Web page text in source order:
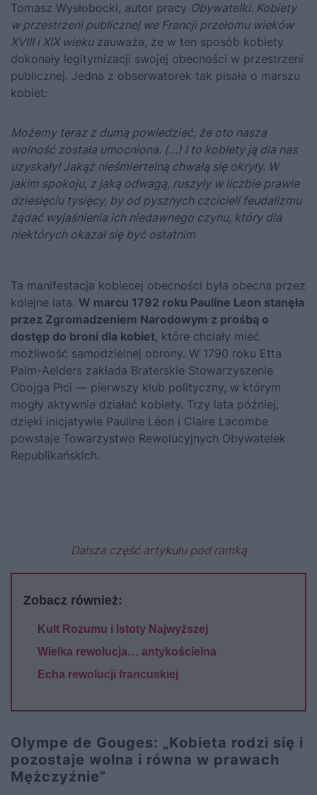
Tomasz Wysłobocki, autor pracy Obywatelki. Kobiety
w przestrzeni publicznej we Francji przełomu wieków
XVIII i XIX wiekuzauważa, że w ten sposób kobiety
dokonały legitymizacji swojej obecności w przestrzeni
publicznej. Jedna z obserwatorek tak pisała o marszu
kobiet:
Możemy teraz z dumą powiedzieć, że oto nasza
wolność została umocniona. (…) I to kobiety ją dla nas
uzyskały! Jakąż nieśmiertelną chwałą się okryły. W
jakim spokoju, z jaką odwagą, ruszyły w liczbie prawie
dziesięciu tysięcy, by od pysznych czcicieli feudalizmu
żądać wyjaśnienia ich niedawnego czynu, który dla
niektórych okazał się być ostatnim
Ta manifestacja kobiecej obecności była obecna przez
kolejne lata. W marcu 1792 roku Pauline Leon stanęła
przez Zgromadzeniem Narodowym z prośbą o
dostęp do broni dla kobiet, które chciały mieć
możliwość samodzielnej obrony. W 1790 roku Etta
Palm-Aelders zakłada Braterskie Stowarzyszenie
Obojga Płci — pierwszy klub polityczny, w którym
mogły aktywnie działać kobiety. Trzy lata później,
dzięki inicjatywie Pauline Léon i Claire Lacombe
powstaje Towarzystwo Rewolucyjnych Obywatelek
Republikańskich.
Dalsza część artykułu pod ramką
Zobacz również:
Kult Rozumu i Istoty Najwyższej
Wielka rewolucja… antykościelna
Echa rewolucji francuskiej
Olympe de Gouges: „Kobieta rodzi się i
pozostaje wolna i równa w prawach
Mężczyźnie”